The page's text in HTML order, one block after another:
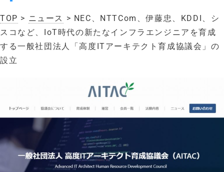
TOP > ニュース > NEC、NTTCom、伊藤忠、KDDI、シ
スコなど、IoT時代の新たなインフラエンジニアを育成
する一般社団法人「高度ITアーキテクト育成協議会」の
設立